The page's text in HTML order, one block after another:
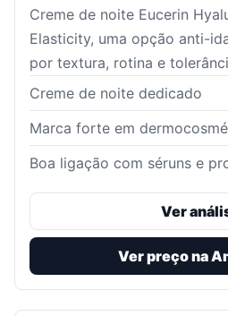
Creme de noite Eucerin
Elasticity, uma opção anti-
por textura, rotina e
Creme de noite dedicado
Marca forte em
Boa ligação com séruns e
Ver
Ver preço na